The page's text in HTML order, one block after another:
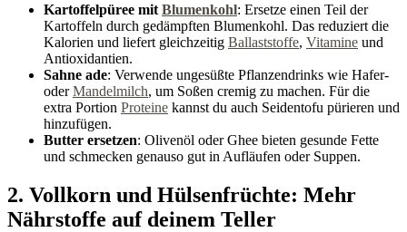
Kartoffelpüree mit Blumenkohl: Ersetze einen Teil der
Kartoffeln durch gedämpften Blumenkohl. Das reduziert die
Kalorien und liefert gleichzeitig Ballaststoffe, Vitamine und
Antioxidantien.
Sahne ade: Verwende ungesüßte Pflanzendrinks wie Hafer-
oderMandelmilch, um Soßen cremig zu machen. Für die
extra Portion Proteine kannst du auch Seidentofu pürieren und
hinzufügen.
Butter ersetzen: Olivenöl oder Ghee bieten gesunde Fette
und schmecken genauso gut in Aufläufen oder Suppen.
2. Vollkorn und Hülsenfrüchte: Mehr
Nährstoffe auf deinem Teller